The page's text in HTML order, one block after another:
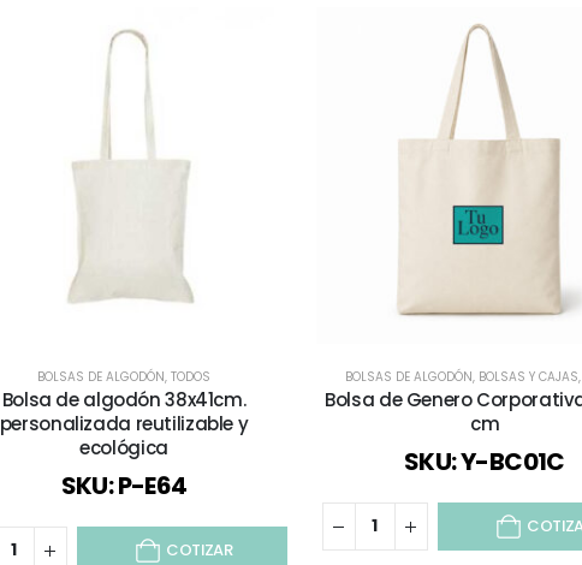
BOLSAS DE ALGODÓN, TODOS
Bolsa de algodón 38x41cm.
personalizada reutilizable y
ecológica
SKU: P-E64
COTIZAR
BOLSAS DE ALGODÓN, BOLSAS Y CAJAS,
Bolsa de Genero
cm
SKU: Y-BC01C